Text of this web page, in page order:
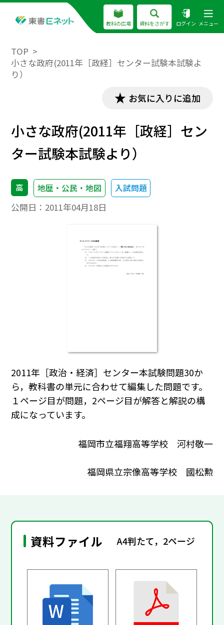
教科の広場 資料をさがす ログイン メニュー
TOP
小さな政府(2011年［政経］センター試験本試験よ
り）
お気に入りに追加
小さな政府(2011年［政経］セン
ター試験本試験より）
高 地歴・公民・地図 入試問題
公開日： 2011年04月18日
2011年［政治・経済］センター本試験問題30か
ら，教科書の単元に合わせて編集した問題です。
１ページ目が問題，2ページ目が解答と解説の構
成になっています。
福岡市立福翔高等学校 河村敬一
福岡県立宗像高等学校 國松勲
資料ファイル A4判たて，2ページ